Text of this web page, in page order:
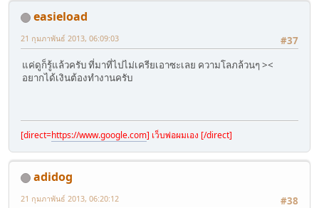
easieload
#37
21 กุมภาพันธ์ 2013, 06:09:03
แค่ดูก็รู้แล้วครับ ที่มาที่ไปไม่เครียเอาซะเลย ความโลภล้วนๆ ><
อยากได้เงินต้องทำงานครับ
[direct=https://www.google.com] เว็บพ่อผมเอง [/direct]
adidog
#38
21 กุมภาพันธ์ 2013, 06:20:12